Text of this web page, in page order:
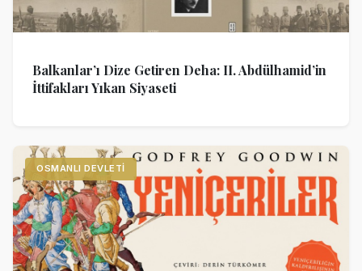
Balkanlar’ı Dize Getiren Deha: II. Abdülhamid’in
İttifakları Yıkan Siyaseti
OSMANLI DEVLETI